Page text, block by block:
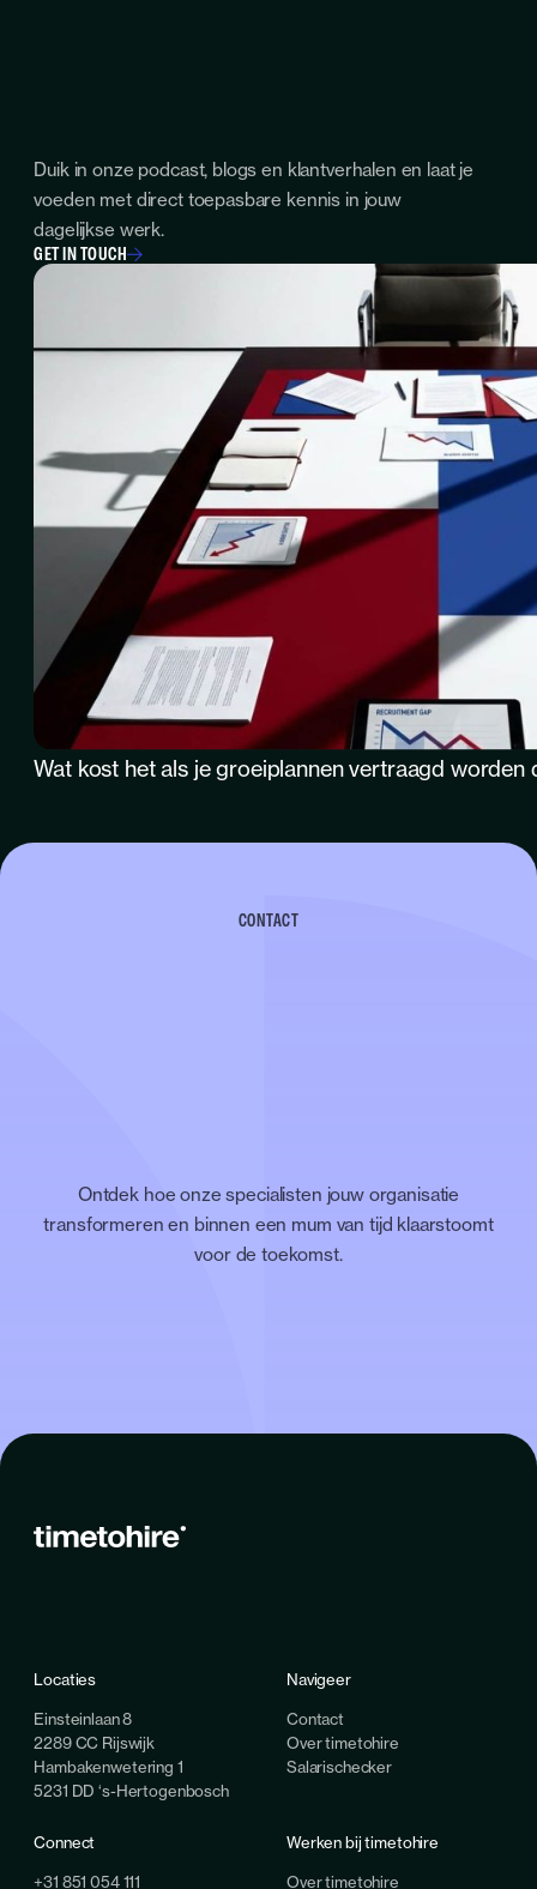
Duik in onze podcast, blogs en klantverhalen en laat je
voeden met direct toepasbare kennis in jouw
dagelijkse werk.
GET IN TOUCH
Wat kost het als je groeiplannen vertraagd worden
CONTACT
Ontdek hoe onze specialisten jouw organisatie
transformeren en binnen een mum van tijd klaarstoomt
voor de toekomst.
Locaties
Einsteinlaan 8
2289 CC Rijswijk
Hambakenwetering 1
5231 DD ‘s-Hertogenbosch
Navigeer
Contact
Over timetohire
Salarischecker
Connect
+31 851 054 111
Werken bij timetohire
Over timetohire